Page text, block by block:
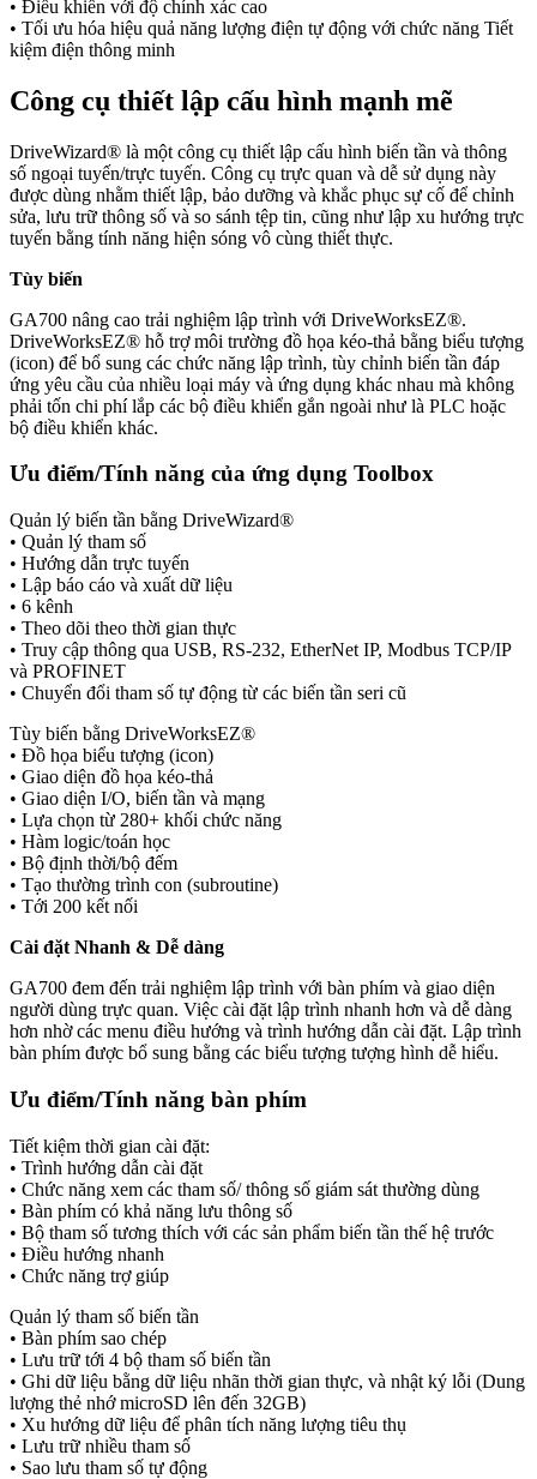
• Điều khiển với độ chính xác cao
• Tối ưu hóa hiệu quả năng lượng điện tự động với chức năng Tiết
kiệm điện thông minh
Công cụ thiết lập cấu hình mạnh mẽ
DriveWizard® là một công cụ thiết lập cấu hình biến tần và thông
số ngoại tuyến/trực tuyến. Công cụ trực quan và dễ sử dụng này
được dùng nhằm thiết lập, bảo dưỡng và khắc phục sự cố để chỉnh
sửa, lưu trữ thông số và so sánh tệp tin, cũng như lập xu hướng trực
tuyến bằng tính năng hiện sóng vô cùng thiết thực.
Tùy biến
GA700 nâng cao trải nghiệm lập trình với DriveWorksEZ®.
DriveWorksEZ® hỗ trợ môi trường đồ họa kéo-thả bằng biểu tượng
(icon) để bổ sung các chức năng lập trình, tùy chỉnh biến tần đáp
ứng yêu cầu của nhiều loại máy và ứng dụng khác nhau mà không
phải tốn chi phí lắp các bộ điều khiển gắn ngoài như là PLC hoặc
bộ điều khiển khác.
Ưu điểm/Tính năng của ứng dụng Toolbox
Quản lý biến tần bằng DriveWizard®
• Quản lý tham số
• Hướng dẫn trực tuyến
• Lập báo cáo và xuất dữ liệu
• 6 kênh
• Theo dõi theo thời gian thực
• Truy cập thông qua USB, RS-232, EtherNet IP, Modbus TCP/IP
và PROFINET
• Chuyển đổi tham số tự động từ các biến tần seri cũ
Tùy biến bằng DriveWorksEZ®
• Đồ họa biểu tượng (icon)
• Giao diện đồ họa kéo-thả
• Giao diện I/O, biến tần và mạng
• Lựa chọn từ 280+ khối chức năng
• Hàm logic/toán học
• Bộ định thời/bộ đếm
• Tạo thường trình con (subroutine)
• Tới 200 kết nối
Cài đặt Nhanh & Dễ dàng
GA700 đem đến trải nghiệm lập trình với bàn phím và giao diện
người dùng trực quan. Việc cài đặt lập trình nhanh hơn và dễ dàng
hơn nhờ các menu điều hướng và trình hướng dẫn cài đặt. Lập trình
bàn phím được bổ sung bằng các biểu tượng tượng hình dễ hiểu.
Ưu điểm/Tính năng bàn phím
Tiết kiệm thời gian cài đặt:
• Trình hướng dẫn cài đặt
• Chức năng xem các tham số/ thông số giám sát thường dùng
• Bàn phím có khả năng lưu thông số
• Bộ tham số tương thích với các sản phẩm biến tần thế hệ trước
• Điều hướng nhanh
• Chức năng trợ giúp
Quản lý tham số biến tần
• Bàn phím sao chép
• Lưu trữ tới 4 bộ tham số biến tần
• Ghi dữ liệu bằng dữ liệu nhãn thời gian thực, và nhật ký lỗi (Dung
lượng thẻ nhớ microSD lên đến 32GB)
• Xu hướng dữ liệu để phân tích năng lượng tiêu thụ
• Lưu trữ nhiều tham số
• Sao lưu tham số tự động